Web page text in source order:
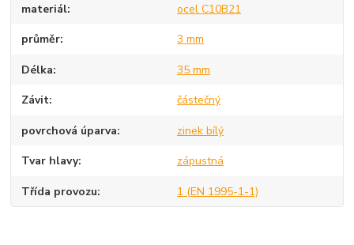
materiál ocel C10B21
průměr 3 mm
Délka 35 mm
Závit částečný
povrchová úparva zinek bílý
Tvar hlavy zápustná
Třída provozu 1 (EN 1995-1-1)